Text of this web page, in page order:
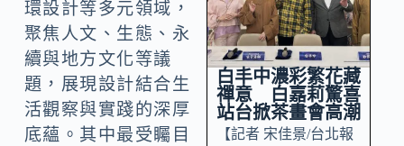
環設計等多元領域，
聚焦人文、生態、永
續與地方文化等議
題，展現設計結合生
活觀察與實踐的深厚
底蘊。其中最受矚目
白丰中濃彩繁花藏
禪意 白嘉莉驚喜
站台掀茶畫會高潮
【記者 宋佳景/台北報